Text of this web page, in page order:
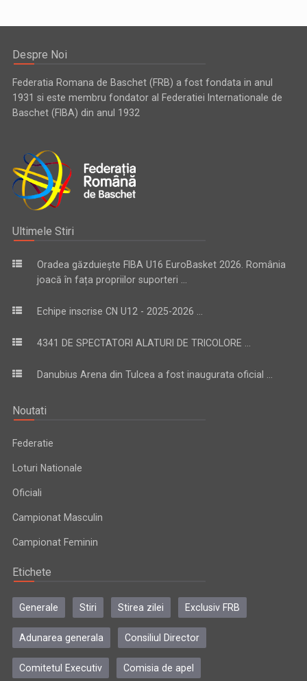
Despre Noi
Federatia Romana de Baschet (FRB) a fost fondata in anul
1931 si este membru fondator al Federatiei Internationale de
Baschet (FIBA) din anul 1932
Ultimele Stiri
Oradea găzduiește FIBA U16 EuroBasket 2026. România
joacă în fața propriilor suporteri ...
Echipe inscrise CN U12 - 2025-2026 ...
4341 DE SPECTATORI ALATURI DE TRICOLORE ...
Danubius Arena din Tulcea a fost inaugurata oficial ...
Noutati
Federatie
Loturi Nationale
Oficiali
Campionat Masculin
Campionat Feminin
Etichete
Generale Stiri Stirea zilei Exclusiv FRB
Adunarea generala Consiliul Director
Comitetul Executiv Comisia de apel